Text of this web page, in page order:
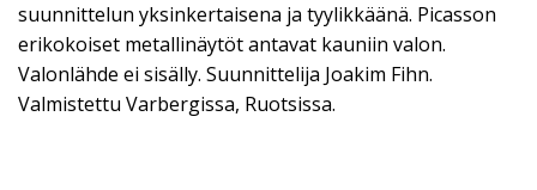
suunnittelun yksinkertaisena ja tyylikkäänä. Picasson
erikokoiset metallinäytöt antavat kauniin valon.
Valonlähde ei sisälly. Suunnittelija Joakim Fihn.
Valmistettu Varbergissa, Ruotsissa.